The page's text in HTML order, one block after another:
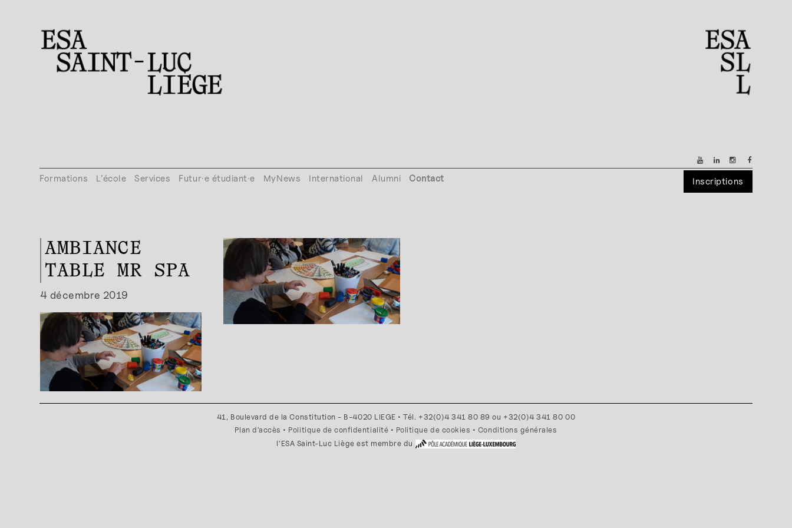
Formations L’école Services Futur·e étudiant·e MyNews International Alumni Contact Inscriptions
AMBIANCE
TABLE MR SPA
4 décembre 2019
41, Boulevard de la Constitution - B-4020 LIEGE • Tél. +32(0)4 341 80 89 ou +32(0)4 341 80 00
Plan d'accès • Politique de confidentialité • Politique de cookies • Conditions générales
l'ESA Saint-Luc Liège est membre du